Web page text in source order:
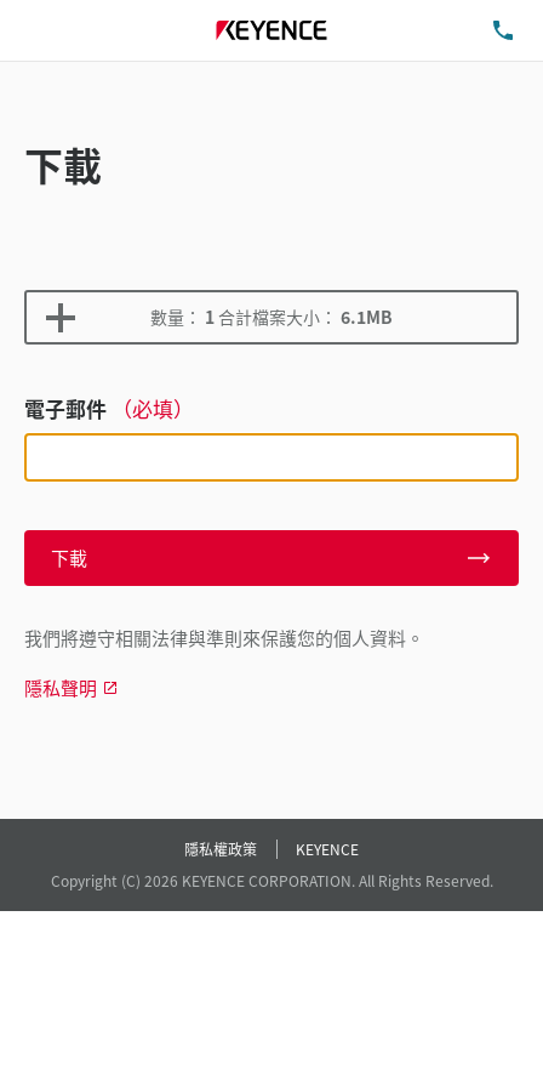
下載
數量： 1合計檔案大小： 6.1MB
電子郵件 （必填）
下載
我們將遵守相關法律與準則來保護您的個人資料。
隱私聲明
隱私權政策
KEYENCE
Copyright (C) 2026 KEYENCE CORPORATION. All Rights Reserved.